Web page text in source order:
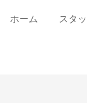
ホーム スタ